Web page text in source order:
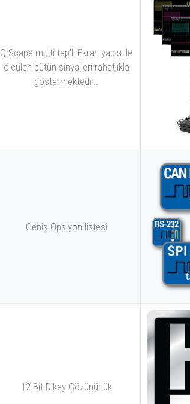
Q-Scape multi-tap'lı Ekran yapıs ile
ölçülen bütün sinyalleri rahatlıkla
göstermektedir..
Geniş Opsiyon listesi
12 Bit Dikey Çözünürlük